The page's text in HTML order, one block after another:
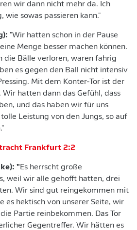
wir dann nicht mehr da. Ich
wie sowas passieren kann."
"Wir hatten schon in der Pause
Menge besser machen können.
die Bälle verloren, waren fahrig
es gegen den Ball nicht intensiv
Mit dem Konter-Tor ist der
Wir hatten dann das Gefühl, dass
und das haben wir für uns
Leistung von den Jungs, so auf
Frankfurt 2:2
"Es herrscht große
weil wir alle gehofft hatten, drei
Wir sind gut reingekommen mit
es hektisch von unserer Seite, wir
Partie reinbekommen. Das Tor
Gegentreffer. Wir hätten es